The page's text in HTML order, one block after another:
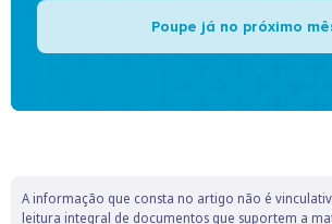
Poupe já no próximo
A informação que consta no artigo não é
leitura integral de documentos que suportem a